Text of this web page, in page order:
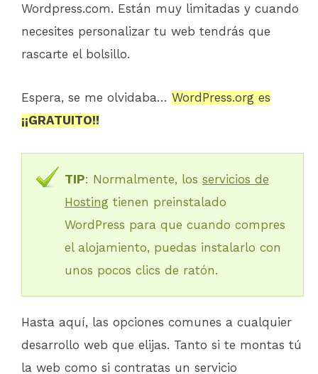
Wordpress.com. Están muy limitadas y cuando
necesites personalizar tu web tendrás que
rascarte el bolsillo.
Espera, se me olvidaba… WordPress.org es
¡¡GRATUITO!!
TIP: Normalmente, los servicios de
Hosting tienen preinstalado
WordPress para que cuando compres
el alojamiento, puedas instalarlo con
unos pocos clics de ratón.
Hasta aquí, las opciones comunes a cualquier
desarrollo web que elijas. Tanto si te montas tú
la web como si contratas un servicio